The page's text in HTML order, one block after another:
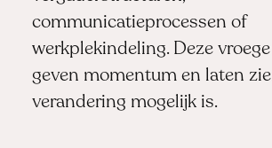
communicatieprocessen of
werkplekindeling. Deze
geven momentum en laten
verandering mogelijk is.